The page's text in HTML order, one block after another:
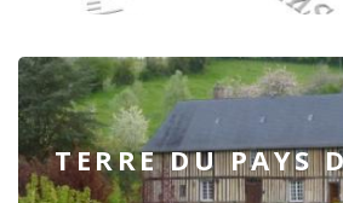
TERRE DU PAYS